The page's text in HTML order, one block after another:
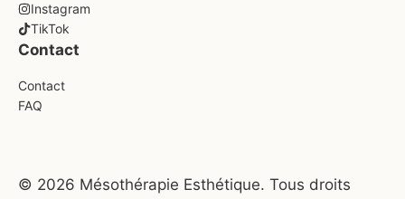
Instagram
TikTok
Contact
Contact
FAQ
© 2026 Mésothérapie Esthétique. Tous droits